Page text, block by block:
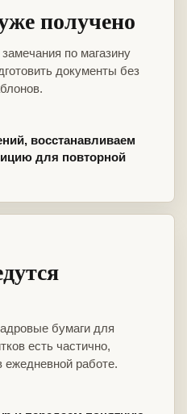
получено
по магазину
документы без
восстанавливаем
для повторной
бумаги для
есть частично,
ежедневной работе.